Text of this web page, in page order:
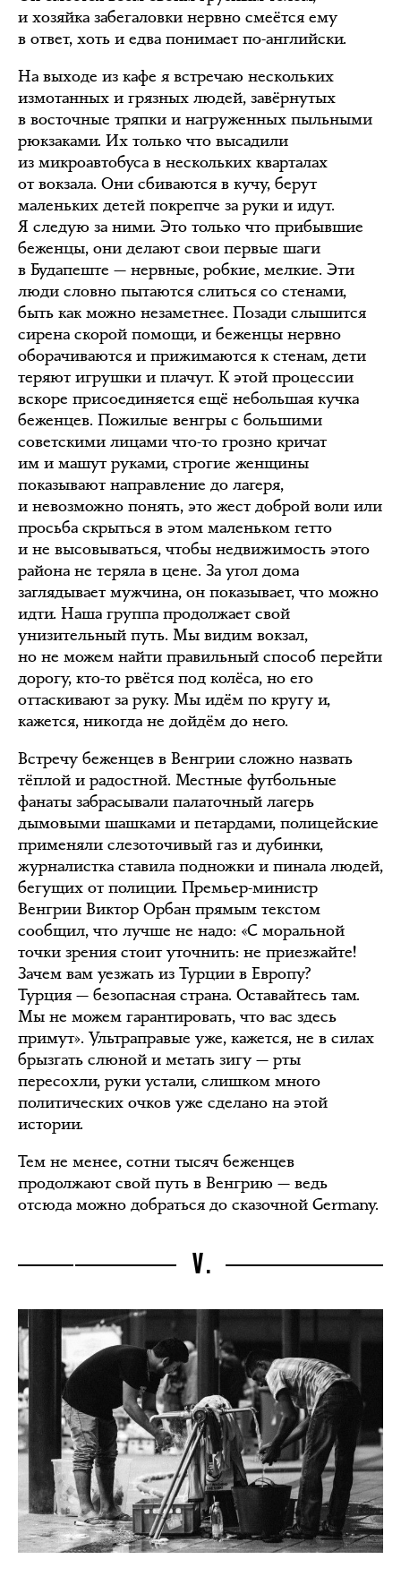
и хозяйка забегаловки нервно смеётся ему
в ответ, хоть и едва понимает по-английски.
На выходе из кафе я встречаю нескольких
измотанных и грязных людей, завёрнутых
в восточные тряпки и нагруженных пыльными
рюкзаками. Их только что высадили
из микроавтобуса в нескольких кварталах
от вокзала. Они сбиваются в кучу, берут
маленьких детей покрепче за руки и идут.
Я следую за ними. Это только что прибывшие
беженцы, они делают свои первые шаги
в Будапеште — нервные, робкие, мелкие. Эти
люди словно пытаются слиться со стенами,
быть как можно незаметнее. Позади слышится
сирена скорой помощи, и беженцы нервно
оборачиваются и прижимаются к стенам, дети
теряют игрушки и плачут. К этой процессии
вскоре присоединяется ещё небольшая кучка
беженцев. Пожилые венгры с большими
советскими лицами что-то грозно кричат
им и машут руками, строгие женщины
показывают направление до лагеря,
и невозможно понять, это жест доброй воли или
просьба скрыться в этом маленьком гетто
и не высовываться, чтобы недвижимость этого
района не теряла в цене. За угол дома
заглядывает мужчина, он показывает, что можно
идти. Наша группа продолжает свой
унизительный путь. Мы видим вокзал,
но не можем найти правильный способ перейти
дорогу, кто-то рвётся под колёса, но его
оттаскивают за руку. Мы идём по кругу и,
кажется, никогда не дойдём до него.
Встречу беженцев в Венгрии сложно назвать
тёплой и радостной. Местные футбольные
фанаты забрасывали палаточный лагерь
дымовыми шашками и петардами, полицейские
применяли слезоточивый газ и дубинки,
журналистка ставила подножки и пинала людей,
бегущих от полиции. Премьер-министр
Венгрии Виктор Орбан прямым текстом
сообщил, что лучше не надо: «С моральной
точки зрения стоит уточнить: не приезжайте!
Зачем вам уезжать из Турции в Европу?
Турция — безопасная страна. Оставайтесь там.
Мы не можем гарантировать, что вас здесь
примут». Ультраправые уже, кажется, не в силах
брызгать слюной и метать зигу — рты
пересохли, руки устали, слишком много
политических очков уже сделано на этой
истории.
Тем не менее, сотни тысяч беженцев
продолжают свой путь в Венгрию — ведь
отсюда можно добраться до сказочной Germany.
V.